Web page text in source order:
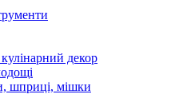
декор
шприці, мішки